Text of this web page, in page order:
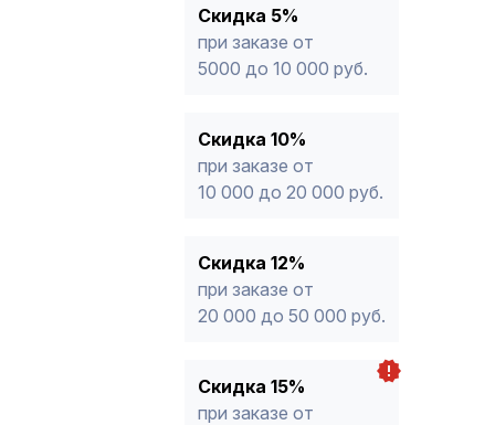
* -Для заказов, состоящих
продукции, максимальная скидка
Скидка 5%
при заказе от
5000 до 10 000 руб.
Скидка 10%
при заказе от
10 000 до 20 000 руб.
Скидка 12%
при заказе от
20 000 до 50 000 руб.
Скидка 15%
при заказе от